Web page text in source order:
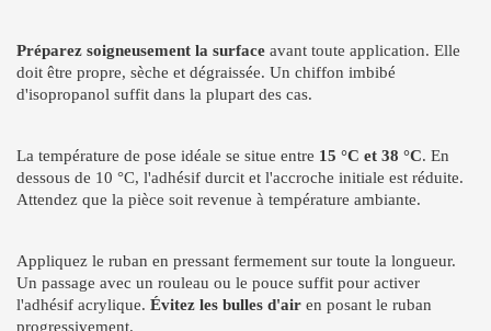
Préparez soigneusement la surface avant toute application. Elle
doit être propre, sèche et dégraissée. Un chiffon imbibé
d'isopropanol suffit dans la plupart des cas.
La température de pose idéale se situe entre 15 °C et 38 °C. En
dessous de 10 °C, l'adhésif durcit et l'accroche initiale est réduite.
Attendez que la pièce soit revenue à température ambiante.
Appliquez le ruban en pressant fermement sur toute la longueur.
Un passage avec un rouleau ou le pouce suffit pour activer
l'adhésif acrylique. Évitez les bulles d'air en posant le ruban
progressivement.